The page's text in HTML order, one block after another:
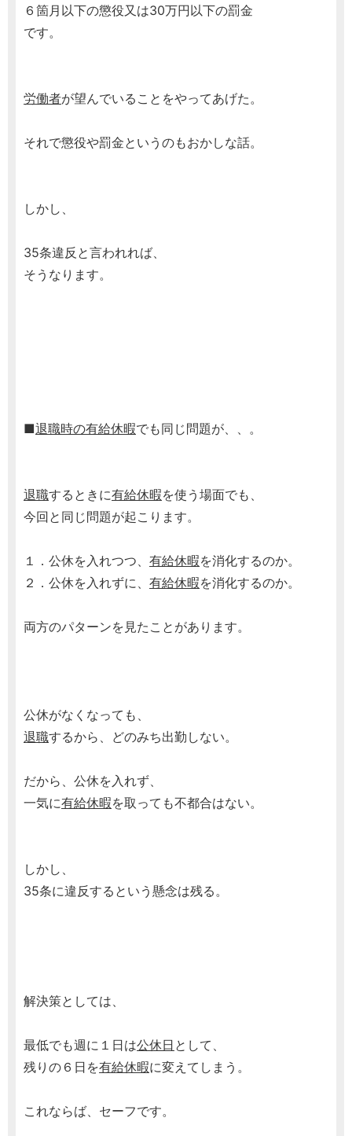
６箇月以下の懲役又は30万円以下の罰金
です。
労働者が望んでいることをやってあげた。
それで懲役や罰金というのもおかしな話。
しかし、
35条違反と言われれば、
そうなります。
■退職時の有給休暇でも同じ問題が、、。
退職するときに有給休暇を使う場面でも、
今回と同じ問題が起こります。
１．公休を入れつつ、 有給休暇を消化するのか。
２．公休を入れずに、 有給休暇を消化するのか。
両方のパターンを見たことがあります。
公休がなくなっても、
退職するから、どのみち出勤しない。
だから、公休を入れず、
一気に有給休暇を取っても不都合はない。
しかし、
35条に違反するという懸念は残る。
解決策としては、
最低でも週に１日は公休日 として、
残りの６日を有給休暇に変えてしまう。
これならば、セーフです。